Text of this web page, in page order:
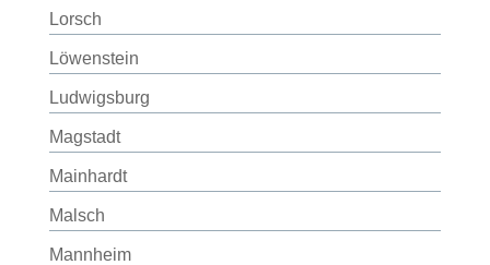
Lorsch
Löwenstein
Ludwigsburg
Magstadt
Mainhardt
Malsch
Mannheim